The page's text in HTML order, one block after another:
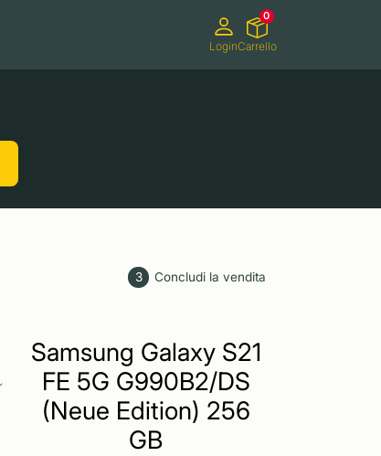
LoginCarrello
0
3 Concludi la vendita
Samsung Galaxy S21
FE 5G G990B2/DS
(Neue Edition) 256
GB